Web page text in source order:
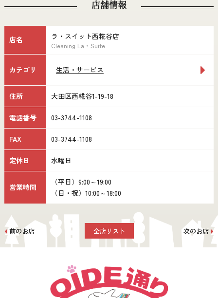
店舗情報
店名 ラ・スイット西糀谷店
Cleaning La・Suite
カテゴリ 生活・サービス
住所 大田区西糀谷1-19-18
電話番号 03-3744-1108
FAX 03-3744-1108
定休日 水曜日
営業時間
（平日）9:00～19:00
（日・祝）10:00～18:00
前のお店 全店リスト 次のお店